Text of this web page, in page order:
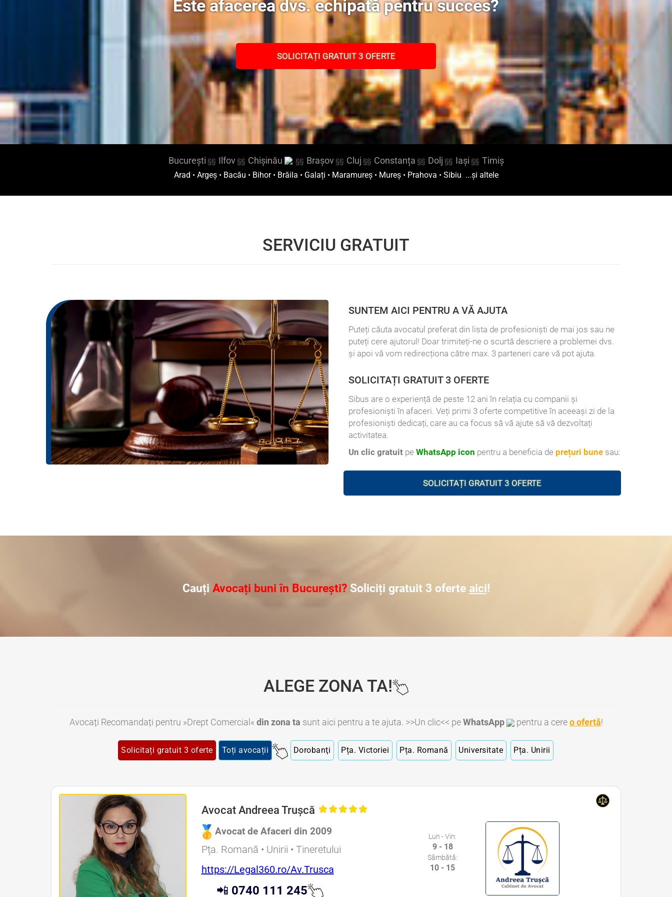
Este afacerea dvs. echipată pentru succes?
SOLICITAȚI GRATUIT 3 OFERTE
București §§ Ilfov§§ Chișinău §§ Brașov§§ Cluj §§ Constanța §§ Dolj §§ Iași §§ Timiș
Arad • Argeș• Bacău • Bihor• Brăila • Galați • Maramureș• Mureș• Prahova • Sibiu ...și altele
SERVICIU GRATUIT
SUNTEM AICI PENTRU A VĂ AJUTA
Puteți căuta avocatul preferat din lista de profesioniști de mai jos sau ne
puteți cere ajutorul! Doar trimiteți-ne o scurtă descriere a problemei dvs.
și apoi vă vom redirecționa către max. 3 parteneri care vă pot ajuta.
SOLICITAȚI GRATUIT 3 OFERTE
Sibus are o experiență de peste 12 ani în relația cu companii și
profesioniști în afaceri. Veți primi 3 oferte competitive în aceeași zi de la
profesioniști dedicați, care au ca focus să vă ajute să vă dezvoltați
activitatea.
Un clic gratuit pe WhatsApp icon pentru a beneficia de prețuri bune sau:
SOLICITAȚI GRATUIT 3 OFERTE
Cauți Avocați buni în București? Soliciți gratuit 3 oferte aici!
ALEGE ZONA TA!
Avocați Recomandați pentru »Drept Comercial« din zona ta sunt aici pentru a te ajuta. >>Un clic<< peWhatsApp pentru a cereo ofertă!
Solicitați gratuit 3 oferte Toți avocații Dorobanţi Pța. Victoriei Pța. Romană Universitate Pța. Unirii
Avocat Andreea Trușcă
Avocat de Afaceri din 2009
Pța. Romană • Unirii • Tineretului
https://Legal360.ro/Av.Trusca
📲 0740 111 245
Lun - Vin:
9 - 18
Sâmbătă:
10 - 15